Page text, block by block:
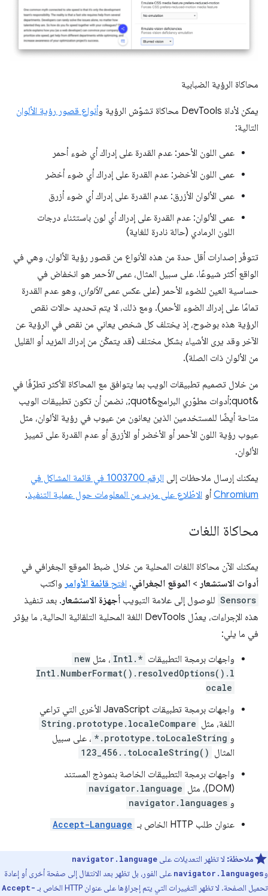
محاكاة الرؤية الضبابية
يمكن لأداة DevTools محاكاة تشوّش الرؤية و
أنواع قصور رؤية الألوان
التالية:
عمى اللون الأحمر: عدم القدرة على إدراك أي ضوء أحمر
عمى اللون الأخضر: عدم القدرة على إدراك أي ضوء أخضر
عمى الألوان الأزرق: عدم القدرة على إدراك أي ضوء أزرق
عمى الألوان: عدم القدرة على إدراك أي لون باستثناء درجات
اللون الرمادي (حالة نادرة للغاية)
تتوفّر إصدارات أقل حدة من هذه الأنواع من قصور رؤية الألوان، وهي في
الواقع أكثر شيوعًا. على سبيل المثال، عمى الأحمر هو انخفاض في
حساسية العين للضوء الأحمر (على عكس عمى الألوان، وهو عدم القدرة
تمامًا على إدراك الضوء الأحمر). ومع ذلك، لا يتم تحديد حالات نقص
الرؤية هذه بوضوح، إذ يختلف كل شخص يعاني من نقص في الرؤية عن
الآخر وقد يرى الأشياء بشكل مختلف (قد يتمكّن من إدراك المزيد أو القليل
من الألوان ذات الصلة).
من خلال تصميم تطبيقات الويب بما يتوافق مع المحاكاة الأكثر تطرّفًا في
&quot;أدوات مطوّري البرامج&quot;، نضمن أن تكون تطبيقات الويب
متاحة أيضًا للمستخدمين الذين يعانون من عيوب في رؤية الألوان، مثل
عيوب رؤية اللون الأحمر أو الأخضر أو الأزرق أو عدم القدرة على تمييز
الألوان.
يمكنك إرسال ملاحظات إلى
الرقم ‎1003700 في قائمة المشاكل في
Chromium أو الاطّلاع على مزيد من المعلومات حول عملية التنفيذ.
محاكاة اللغات
يمكنك الآن محاكاة اللغات المحلية من خلال ضبط الموقع الجغرافي في
أدوات الاستشعار > الموقع الجغرافي. افتح قائمة الأوامر واكتب
Sensors للوصول إلى علامة التبويب أجهزة الاستشعار . بعد تنفيذ
هذه الإجراءات، يعدّل DevTools اللغة المحلية التلقائية الحالية، ما يؤثر
في ما يلي:
واجهات برمجة التطبيقات Intl.* ، مثل new
Intl.NumberFormat().resolvedOptions().l
ocale
واجهات برمجة تطبيقات JavaScript الأخرى التي تراعي
اللغة، مثل String.prototype.localeCompare
و *.prototype.toLocaleString ، على سبيل
المثال 123_456..toLocaleString()
واجهات برمجة التطبيقات الخاصة بنموذج المستند
(DOM)، مثل
navigator.language
و navigator.languages
عنوان طلب HTTP الخاص بـ Accept-Language
ملاحظة: لا تظهر التعديلات على navigator.language
وnavigator.languages على الفور، بل تظهر بعد الانتقال إلى صفحة أخرى أو إعادة
تحميل الصفحة. لا تظهر التغييرات التي يتم إجراؤها على عنوان HTTP الخاص بـ
Accept-